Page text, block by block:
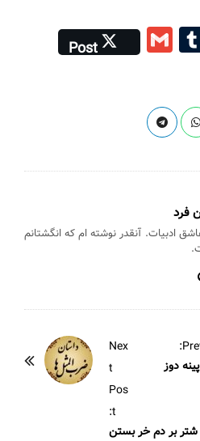
T
u
bl
r
G
m
Post
فرد
ادبیات. آنقدر نوشته ام که انگشتانم
دوز
Nex
t
Pos
t:
بر دم خر بستن